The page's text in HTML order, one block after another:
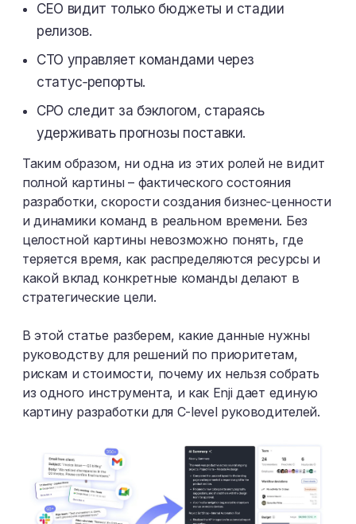
CEO видит только бюджеты и стадии
релизов.
CTO управляет командами через
статус‑репорты.
CPO следит за бэклогом, стараясь
удерживать прогнозы поставки.
Таким образом, ни одна из этих ролей не видит
полной картины – фактического состояния
разработки, скорости создания бизнес‑ценности
и динамики команд в реальном времени. Без
целостной картины невозможно понять, где
теряется время, как распределяются ресурсы и
какой вклад конкретные команды делают в
стратегические цели.
В этой статье разберем, какие данные нужны
руководству для решений по приоритетам,
рискам и стоимости, почему их нельзя собрать
из одного инструмента, и как Enji дает единую
картину разработки для C-level руководителей.